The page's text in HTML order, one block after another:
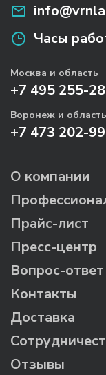
Часы
Москва и область
+7 495 255-
Воронеж и область
+7 473 202-
О компании
Прайс-лист
Пресс-центр
Вопрос-ответ
Контакты
Доставка
Отзывы